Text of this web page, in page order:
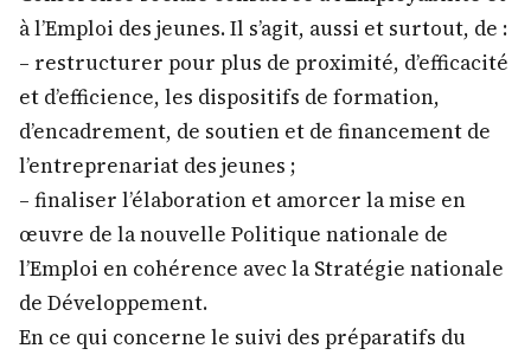
à l’Emploi des jeunes. Il s’agit, aussi et surtout, de :
– restructurer pour plus de proximité, d’efficacité
et d’efficience, les dispositifs de formation,
d’encadrement, de soutien et de financement de
l’entreprenariat des jeunes ;
– finaliser l’élaboration et amorcer la mise en
œuvre de la nouvelle Politique nationale de
l’Emploi en cohérence avec la Stratégie nationale
de Développement.
En ce qui concerne le suivi des préparatifs du